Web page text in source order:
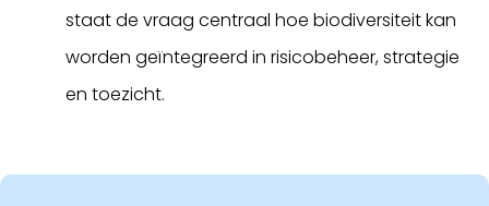
staat de vraag centraal hoe biodiversiteit kan
worden geïntegreerd in risicobeheer, strategie
en toezicht.